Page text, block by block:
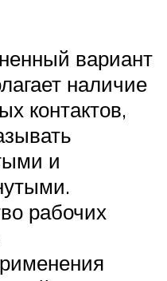
вариант
наличие
контактов,
и
рабочих